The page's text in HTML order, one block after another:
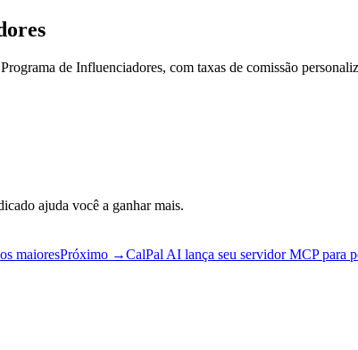
de Influenciadores, com taxas de comissão
ajuda você a ganhar mais.
maioresPróximo →CalPal AI lança seu servidor MCP para